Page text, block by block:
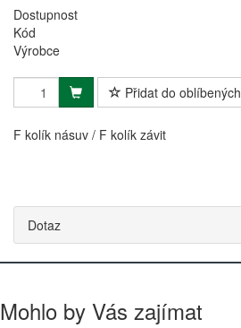
Dostupnost
Kód
Výrobce
Přidat do oblíbených
F kolík násuv / F kolík závit
Dotaz
Mohlo by Vás zajímat